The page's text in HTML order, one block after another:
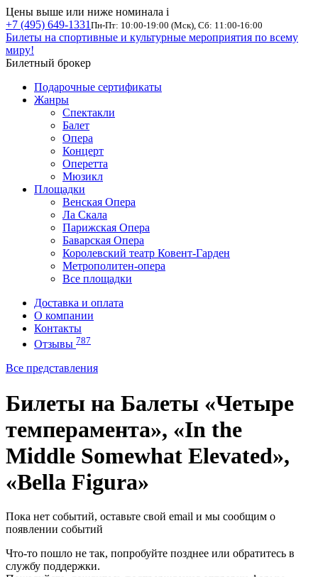
Цены выше или ниже номинала i
+7 (495) 649-1331 Пн-Пт: 10:00-19:00 (Мск), Сб: 11:00-16:00
Билеты на спортивные и культурные мероприятия по всему
миру!
Билетный брокер
Подарочные сертификаты
Жанры
Спектакли
Балет
Опера
Концерт
Оперетта
Мюзикл
Площадки
Венская Опера
Ла Скала
Парижская Опера
Баварская Опера
Королевский театр Ковент-Гарден
Метрополитен-опера
Все площадки
Доставка и оплата
О компании
Контакты
Отзывы 787
Все представления
Билеты на Балеты «Четыре
темперамента», «In the
Middle Somewhat Elevated»,
«Bella Figura»
Пока нет событий, оставьте свой email и мы сообщим о
появлении событий
Что-то пошло не так, попробуйте позднее или обратитесь в
службу поддержки.